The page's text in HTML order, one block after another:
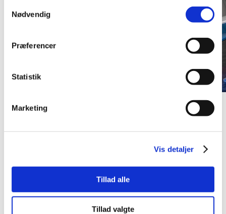
Nødvendig
Præferencer
Statistik
Marketing
Vis detaljer
Tillad alle
Tillad valgte